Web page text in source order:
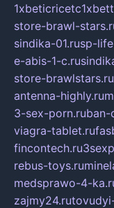
store-brawl-
sindika-01.rusp-
e-abis-1-c.ru
store-brawlstars.ru
antenna-highly.ru
3-sex-porn.ruban-
viagra-tablet.ru
fincontech.ru
rebus-toys.ru
medsprawo-4-
zajmy24.ru